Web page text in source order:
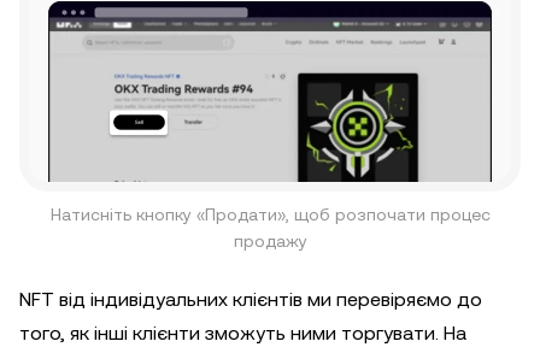
Натисніть кнопку «Продати», щоб розпочати процес
продажу
NFT від індивідуальних клієнтів ми перевіряємо до
того, як інші клієнти зможуть ними торгувати. На